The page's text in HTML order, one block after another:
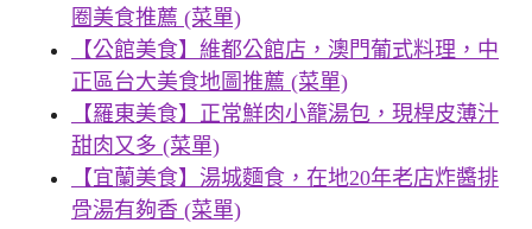
圈美食推薦 (菜單)
【公館美食】維都公館店，澳門葡式料理，中
正區台大美食地圖推薦 (菜單)
【羅東美食】正常鮮肉小籠湯包，現桿皮薄汁
甜肉又多 (菜單)
【宜蘭美食】湯城麵食，在地20年老店炸醬排
骨湯有夠香 (菜單)